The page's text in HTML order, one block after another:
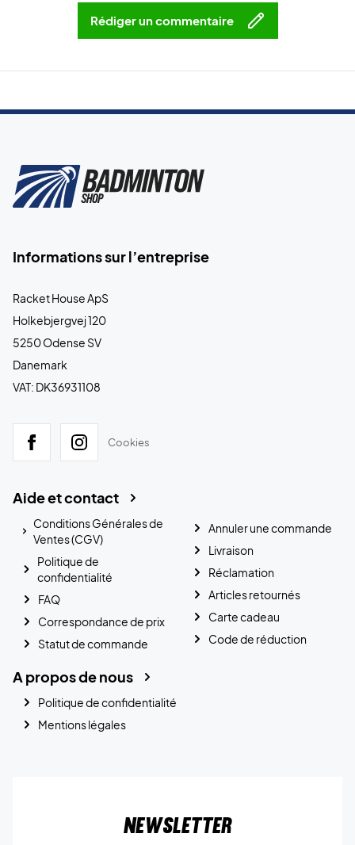
Rédiger un commentaire
Informations sur l’entreprise
Racket House ApS
Holkebjergvej 120
5250 Odense SV
Danemark
VAT: DK36931108
Cookies
Aide et contact
Conditions Générales de
Ventes (CGV)
Politique de
confidentialité
FAQ
Correspondance de prix
Statut de commande
Annuler une commande
Livraison
Réclamation
Articles retournés
Carte cadeau
Code de réduction
A propos de nous
Politique de confidentialité
Mentions légales
Newsletter